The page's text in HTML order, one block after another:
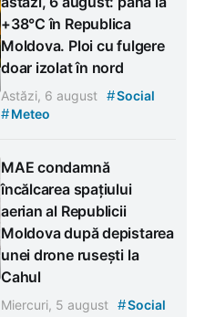
+38°C în Republica
Moldova. Ploi cu fulgere
doar izolat în nord
Astăzi, 6 august #Social
#Meteo
MAE condamnă
încălcarea spațiului
aerian al Republicii
Moldova după depistarea
unei drone rusești la
Cahul
Miercuri, 5 august #Social